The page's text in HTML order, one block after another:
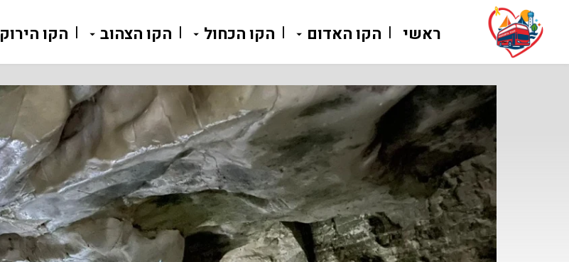
ראשי הקו האדום הקו הכחול הקו הצהוב הקו הירוק